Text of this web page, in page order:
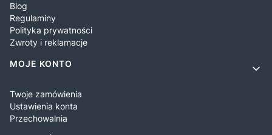
Blog
Regulaminy
Polityka prywatności
Zwroty i reklamacje
MOJE KONTO
Twoje zamówienia
Ustawienia konta
Przechowalnia